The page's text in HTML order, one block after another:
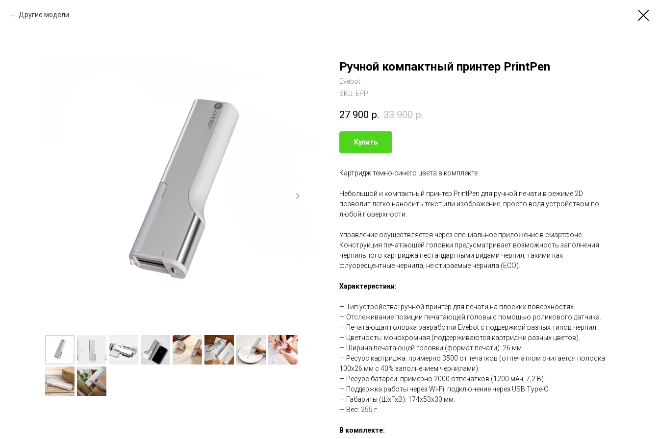
Другие модели
Ручной компактный принтер PrintPen
Evebot
SKU: EPP
27 900 р. 33 900 р.
Купить
Картридж темно-синего цвета в комплекте.
Небольшой и компактный принтер PrintPen для ручной печати в режиме 2D
позволит легко наносить текст или изображение, просто водя устройством по
любой поверхности.
Управление осуществляется через специальное приложение в смартфоне.
Конструкция печатающей головки предусматривает возможность заполнения
чернильного картриджа нестандартными видами чернил, такими как
флуоресцентные чернила, не стираемые чернила (ECO).
Характеристики:
— Тип устройства: ручной принтер для печати на плоских поверхностях.
— Отслеживание позиции печатающей головы с помощью роликового датчика.
— Печатающая головка разработки Evebot с поддержкой разных типов чернил.
— Цветность: монохромная (поддерживаются картриджи разных цветов).
— Ширина печатающей головки (формат печати): 26 мм.
— Ресурс картриджа: примерно 3500 отпечатков (отпечатком считается полоска
100х26 мм с 40% заполнением чернилами).
— Ресурс батареи: примерно 2000 отпечатков (1200 мАч, 7,2 В).
— Поддержка работы через Wi-Fi, подключение через USB Type-C.
— Габариты (ШхГхВ): 174х53х30 мм.
— Вес: 255 г.
В комплекте: